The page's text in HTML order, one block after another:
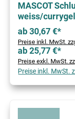
MASCOT
weiss/
ab 30,67 €*
Preise inkl. MwSt.
ab 25,77 €*
Preise exkl. MwSt.
Preise inkl. MwSt.